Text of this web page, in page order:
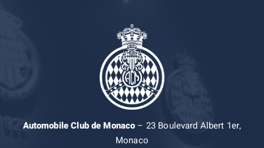
Automobile Club de Monaco– 23 Boulevard Albert 1er,
Monaco